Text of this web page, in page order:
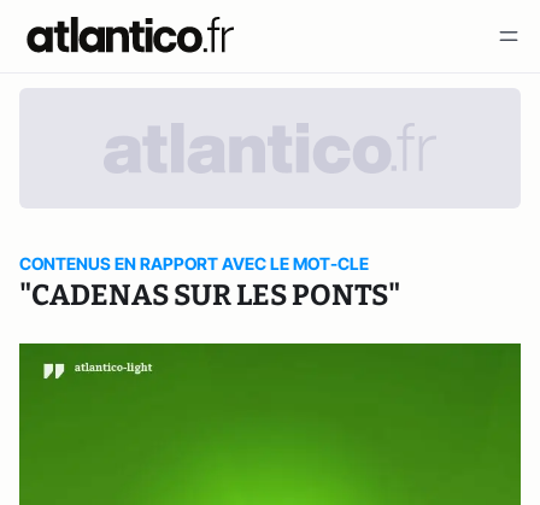
CONTENUS EN RAPPORT AVEC LE MOT-CLE
"CADENAS SUR LES PONTS"